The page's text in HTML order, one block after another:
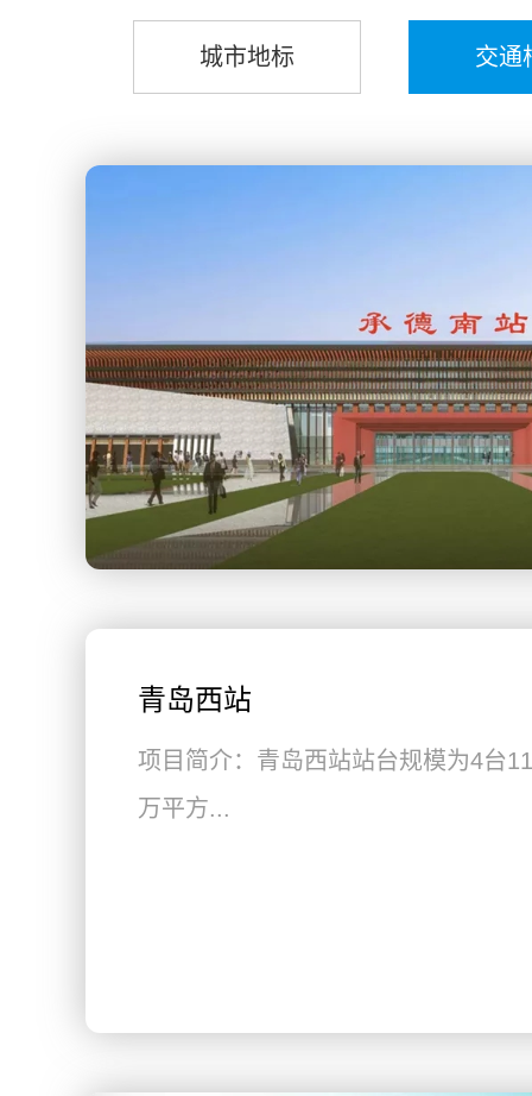
城市地标 交通
青岛西站
项目简介：青岛西站站台规模为4台
万平方...